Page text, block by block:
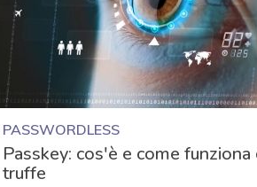
PASSWORDLESS
Passkey: cos'è e come
truffe